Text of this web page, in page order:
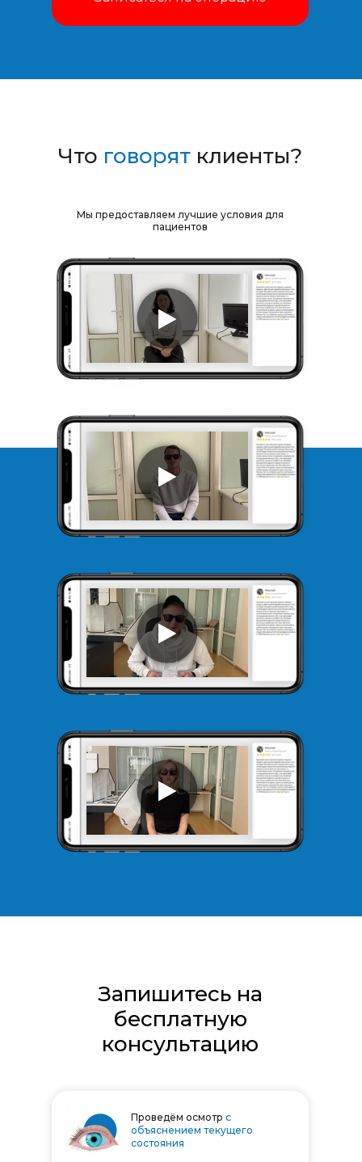
Что говорят клиенты?
Мы предоставляем лучшие условия для
пациентов
Запишитесь на
бесплатную
консультацию
Проведём осмотр с
объяснением текущего
состояния